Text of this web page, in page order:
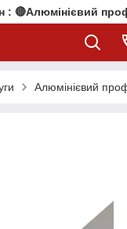
: 🔴Алюмінієвий
Алюмінієвий